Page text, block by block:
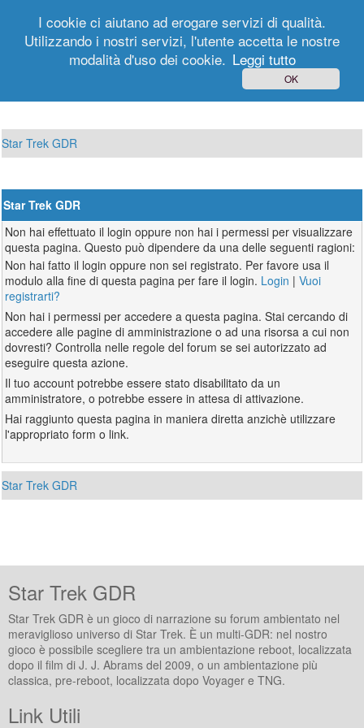
Registrati
Star Trek GDR
Star Trek GDR
Non hai effettuato il login oppure non hai i permessi per visualizzare
questa pagina. Questo può dipendere da una delle seguenti ragioni:
Non hai fatto il login oppure non sei registrato. Per favore usa il
modulo alla fine di questa pagina per fare il login. Login |Vuoi
registrarti?
Non hai i permessi per accedere a questa pagina. Stai cercando di
accedere alle pagine di amministrazione o ad una risorsa a cui non
dovresti? Controlla nelle regole del forum se sei autorizzato ad
eseguire questa azione.
Il tuo account potrebbe essere stato disabilitato da un
amministratore, o potrebbe essere in attesa di attivazione.
Hai raggiunto questa pagina in maniera diretta anzichè utilizzare
l'appropriato form o link.
Star Trek GDR
Star Trek GDR
Star Trek GDR è un gioco di narrazione su forum ambientato nel
meraviglioso universo di Star Trek. È un multi-GDR: nel nostro
gioco è possibile scegliere tra un ambientazione reboot, localizzata
dopo il film di J. J. Abrams del 2009, o un ambientazione più
classica, pre-reboot, localizzata dopo Voyager e TNG.
Link Utili
I cookie ci aiutano ad erogare servizi di qualità.
Utilizzando i nostri servizi, l'utente accetta le nostre
modalità d'uso dei cookie. Leggi tutto
OK